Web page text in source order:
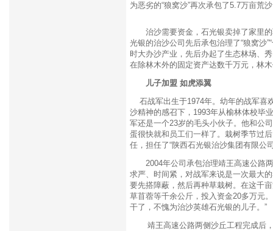
为恶劣的“狼窝沙”再次承包了5.7万亩荒
治沙需要资金，石光银卖掉了家里的
光银的治沙公司先后承包治理了“狼窝沙
时大办沙产业，先后办起了生态林场、
在除林木外的固定资产达数千万元，林
儿子加盟 如虎添翼
石战军出生于1974年。幼年的战军喜
沙精神的感召下，1993年从榆林体校毕
军还是一个23岁的毛头小伙子。他和公
蛋很快就和员工们一样了。栽树季节过
任，担任了“陕西石光银治沙集团有限公
2004年公司承包治理靖王高速公路两
求严、时间紧，对战军来说是一次最大
要先搭障蔽，然后再种草栽树。在这千
草苜蓿等千余公斤，投入资金20多万元
干了，不愧为治沙英雄石光银的儿子。”
靖王高速公路两侧沙丘工程完成后，